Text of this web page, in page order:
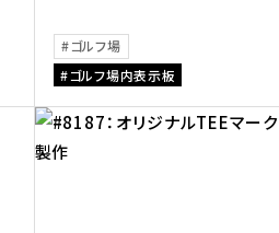
ゴルフ場
ゴルフ場内表示板